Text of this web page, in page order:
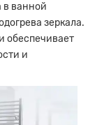
в ванной
зеркала.
обеспечивает
и